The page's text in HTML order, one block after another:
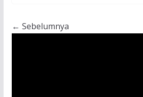
← Sebelumnya